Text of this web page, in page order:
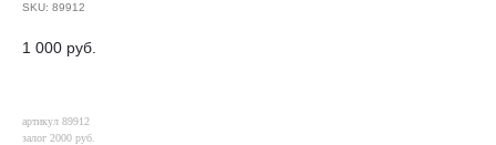
SKU: 89912
1 000 руб.
артикул 89912
залог 2000 руб.